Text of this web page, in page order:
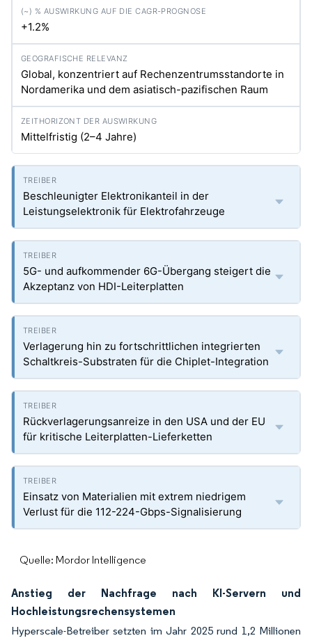
+1.2%
Global, konzentriert auf Rechenzentrumsstandorte in
Nordamerika und dem asiatisch-pazifischen Raum
Mittelfristig (2–4 Jahre)
Beschleunigter Elektronikanteil in der
Leistungselektronik für Elektrofahrzeuge
5G- und aufkommender 6G-Übergang steigert die
Akzeptanz von HDI-Leiterplatten
Verlagerung hin zu fortschrittlichen integrierten
Schaltkreis-Substraten für die Chiplet-Integration
Rückverlagerungsanreize in den USA und der EU
für kritische Leiterplatten-Lieferketten
Einsatz von Materialien mit extrem niedrigem
Verlust für die 112-224-Gbps-Signalisierung
Quelle: Mordor Intelligence
Anstieg der Nachfrage nach KI-Servern und
Hochleistungsrechensystemen
Hyperscale-Betreiber setzten im Jahr 2025 rund 1,2 Millionen